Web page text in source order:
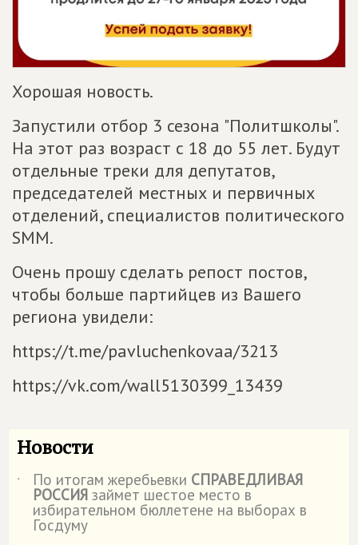
Хорошая новость.
Запустили отбор 3 сезона "Политшколы".
На этот раз возраст с 18 до 55 лет. Будут
отдельные треки для депутатов,
председателей местных и первичных
отделений, специалистов политического
SMM.
Очень прошу сделать репост постов,
чтобы больше партийцев из Вашего
региона увидели:
https://t.me/pavluchenkovaa/3213
https://vk.com/wall5130399_13439
Новости
˙ По итогам жеребьевки СПРАВЕДЛИВАЯ
РОССИЯ займет шестое место в
избирательном бюллетене на выборах в
Госдуму